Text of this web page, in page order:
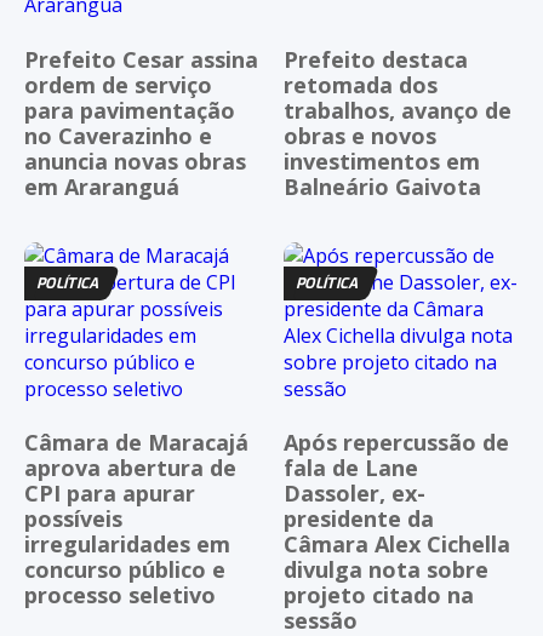
Prefeito Cesar assina
ordem de serviço
para pavimentação
no Caverazinho e
anuncia novas obras
em Araranguá
Prefeito destaca
retomada dos
trabalhos, avanço de
obras e novos
investimentos em
Balneário Gaivota
POLÍTICA
Câmara de Maracajá
aprova abertura de
CPI para apurar
possíveis
irregularidades em
concurso público e
processo seletivo
POLÍTICA
Após repercussão de
fala de Lane
Dassoler, ex-
presidente da
Câmara Alex Cichella
divulga nota sobre
projeto citado na
sessão